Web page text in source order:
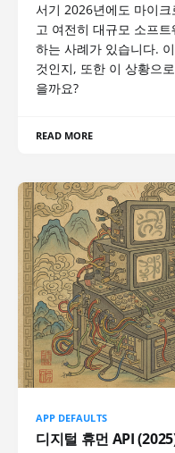
서기 2026년에도 마이
고 여전히 대규모 소프
하는 사례가 있습니다.
것인지, 또한 이 상황으
을까요?
READ MORE
APP DEFAULTS
디지털 휴먼 API